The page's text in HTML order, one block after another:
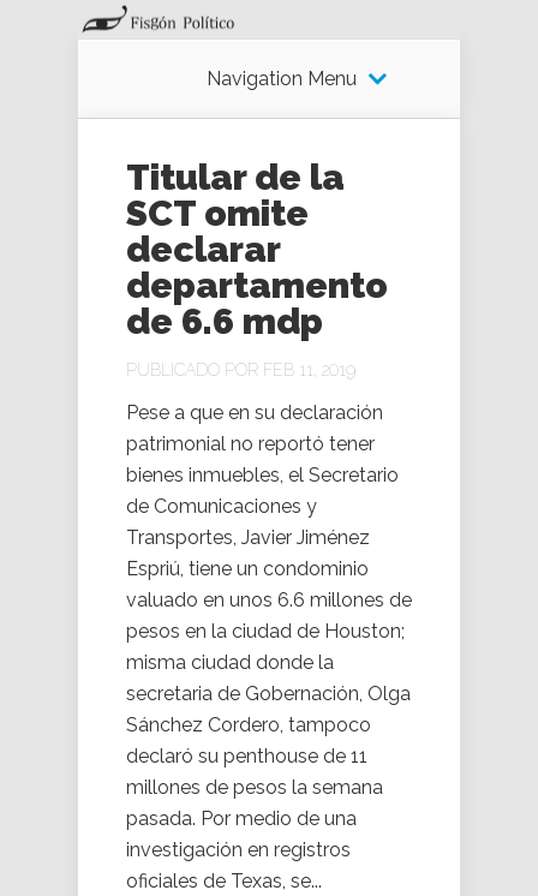
Navigation Menu
Titular de la
SCT omite
declarar
departamento
de 6.6 mdp
PUBLICADO POR FEB 11, 2019
Pese a que en su declaración
patrimonial no reportó tener
bienes inmuebles, el Secretario
de Comunicaciones y
Transportes, Javier Jiménez
Espriú, tiene un condominio
valuado en unos 6.6 millones de
pesos en la ciudad de Houston;
misma ciudad donde la
secretaria de Gobernación, Olga
Sánchez Cordero, tampoco
declaró su penthouse de 11
millones de pesos la semana
pasada. Por medio de una
investigación en registros
oficiales de Texas, se...